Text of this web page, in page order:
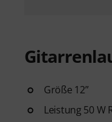
Größe 12”
Leistung 50 W